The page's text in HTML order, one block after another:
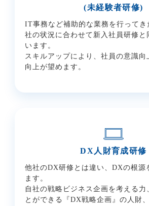
(未経験者研修)
IT事務など補助的な業務を行ってき
社の状況に合わせて新入社員研修と
います。
スキルアップにより、社員の意識向
向上が望めます。
DX人財育成研修
他社のDX研修とは違い、DXの根源
ます。
自社の戦略ビジネス企画を考える力
とができる『DX戦略企画』の人財